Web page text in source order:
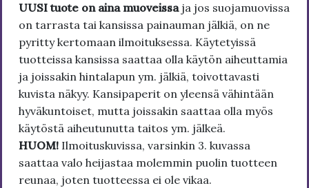
UUSI tuote on aina muoveissa ja jos suojamuovissa
on tarrasta tai kansissa painauman jälkiä, on ne
pyritty kertomaan ilmoituksessa. Käytetyissä
tuotteissa kansissa saattaa olla käytön aiheuttamia
ja joissakin hintalapun ym. jälkiä, toivottavasti
kuvista näkyy. Kansipaperit on yleensä vähintään
hyväkuntoiset, mutta joissakin saattaa olla myös
käytöstä aiheutunutta taitos ym. jälkeä.
HUOM! Ilmoituskuvissa, varsinkin 3. kuvassa
saattaa valo heijastaa molemmin puolin tuotteen
reunaa, joten tuotteessa ei ole vikaa.